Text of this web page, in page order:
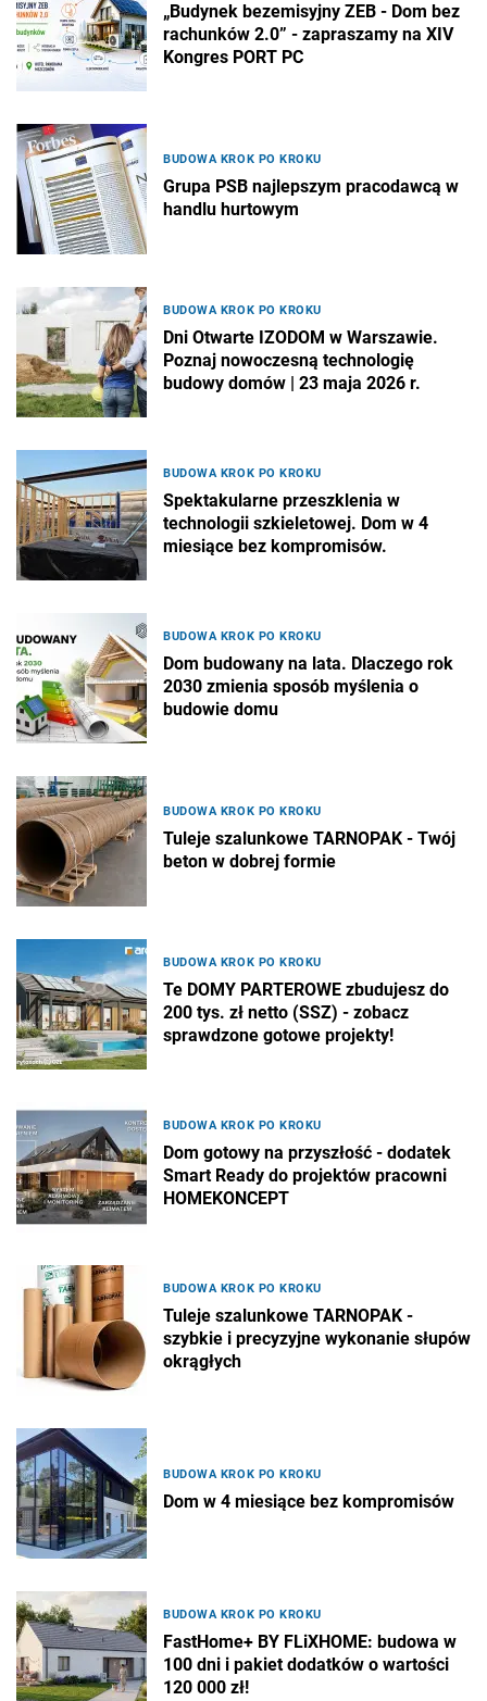
„Budynek bezemisyjny ZEB - Dom bez
rachunków 2.0” - zapraszamy na XIV
Kongres PORT PC
BUDOWA KROK PO KROKU
Grupa PSB najlepszym pracodawcą w
handlu hurtowym
BUDOWA KROK PO KROKU
Dni Otwarte IZODOM w Warszawie.
Poznaj nowoczesną technologię
budowy domów | 23 maja 2026 r.
BUDOWA KROK PO KROKU
Spektakularne przeszklenia w
technologii szkieletowej. Dom w 4
miesiące bez kompromisów.
BUDOWA KROK PO KROKU
Dom budowany na lata. Dlaczego rok
2030 zmienia sposób myślenia o
budowie domu
BUDOWA KROK PO KROKU
Tuleje szalunkowe TARNOPAK - Twój
beton w dobrej formie
BUDOWA KROK PO KROKU
Te DOMY PARTEROWE zbudujesz do
200 tys. zł netto (SSZ) - zobacz
sprawdzone gotowe projekty!
BUDOWA KROK PO KROKU
Dom gotowy na przyszłość - dodatek
Smart Ready do projektów pracowni
HOMEKONCEPT
BUDOWA KROK PO KROKU
Tuleje szalunkowe TARNOPAK -
szybkie i precyzyjne wykonanie słupów
okrągłych
BUDOWA KROK PO KROKU
Dom w 4 miesiące bez kompromisów
BUDOWA KROK PO KROKU
FastHome+ BY FLiXHOME: budowa w
100 dni i pakiet dodatków o wartości
120 000 zł!